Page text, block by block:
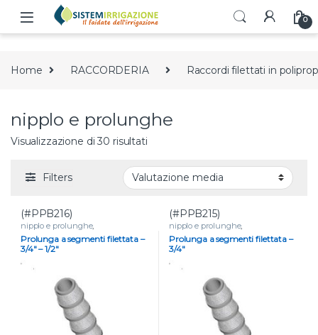
Skip to navigation
Skip to content
0
Home RACCORDERIA Raccordi filettati in
nipplo e prolunghe
Visualizzazione di 30 risultatiValutazione media
Filters
(#PPB216)
nipplo e prolunghe,
RACCORDERIA ,Raccordi filettati
in polipropilene
Prolunga a segmenti filettata –
3/4″ – 1/2″
(#PPB215)
nipplo e prolunghe,
RACCORDERIA ,Raccordi filettati
in polipropilene
Prolunga a segmenti filettata –
3/4″